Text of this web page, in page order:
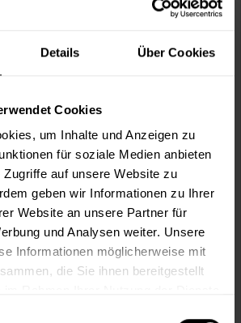
Details Über Cookies
Cookies
um Inhalte und Anzeigen zu
für soziale Medien anbieten
auf unsere Website zu
geben wir Informationen zu Ihrer
Website an unsere Partner für
und Analysen weiter. Unsere
Informationen möglicherweise mit
die Sie ihnen bereitgestellt
344 seidenmatt (Farblos)
75,99 € / 1 Liter
171,99 €
57,33 € / 1 Liter